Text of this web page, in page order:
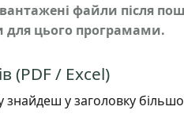
файли після
цього програмами.
(PDF / Excel)
у заголовку